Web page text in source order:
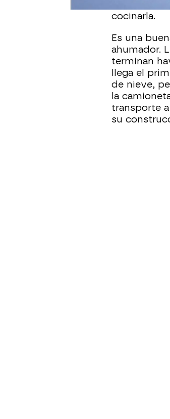
la carne
cocinarla.
Es una
ahumador. L
terminan
llega el
de nieve,
la
transporte
su